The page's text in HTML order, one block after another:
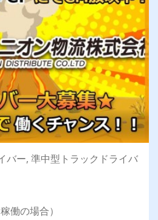
バー, 準中型トラックドライバ
働の場合）